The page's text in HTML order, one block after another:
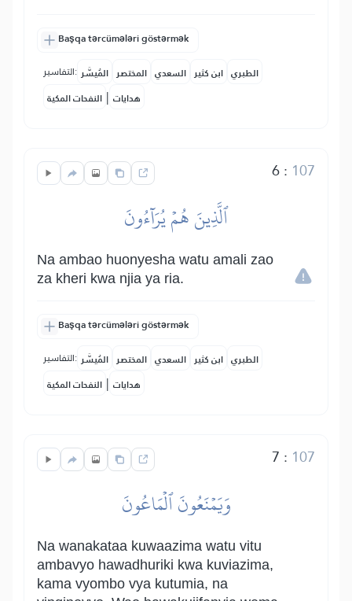
Başqa tərcümələri göstərmək
التفاسير: المُيسَّر المختصر السعدي ابن كثير الطبري
النفحات المكية | هدايات
6: 107
ٱلَّذِينَ هُمۡ يُرَآءُونَ
Na ambao huonyesha watu amali zao
za kheri kwa njia ya ria.
Başqa tərcümələri göstərmək
التفاسير: المُيسَّر المختصر السعدي ابن كثير الطبري
النفحات المكية | هدايات
7 : 107
وَيَمۡنَعُونَ ٱلۡمَاعُونَ
Na wanakataa kuwaazima watu vitu
ambavyo hawadhuriki kwa kuviazima,
kama vyombo vya kutumia, na